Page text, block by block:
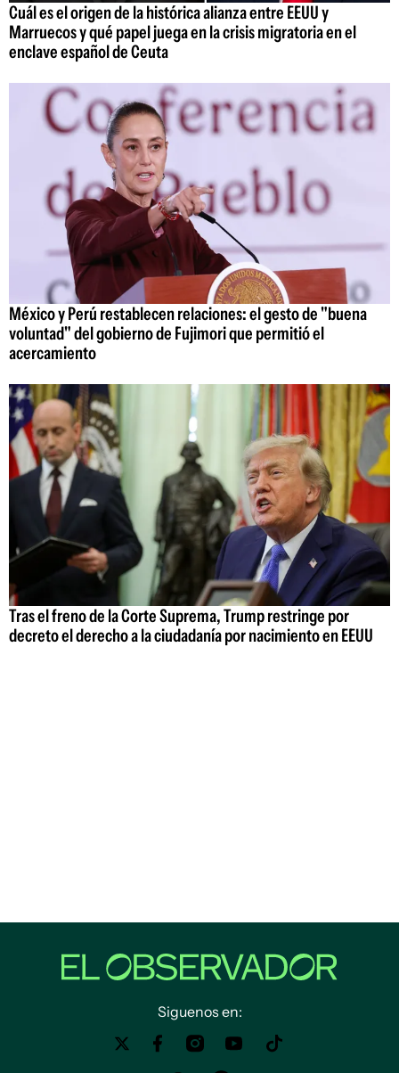
Cuál es el origen de la histórica alianza entre EEUU y
Marruecos y qué papel juega en la crisis migratoria en el
enclave español de Ceuta
México y Perú restablecen relaciones: el gesto de "buena
voluntad" del gobierno de Fujimori que permitió el
acercamiento
Tras el freno de la Corte Suprema, Trump restringe por
decreto el derecho a la ciudadanía por nacimiento en EEUU
Siguenos en: